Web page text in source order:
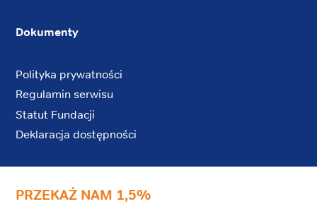
Dokumenty
Polityka prywatności
Regulamin serwisu
Statut Fundacji
Deklaracja dostępności
PRZEKAŻ NAM 1,5%